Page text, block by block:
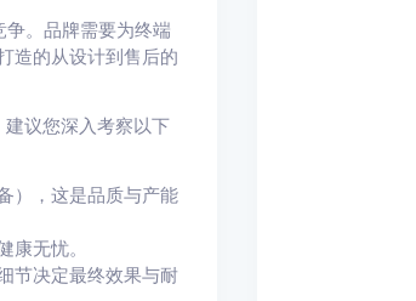
争。品牌需要为终端
造的从设计到售后的
议您深入考察以下
），这是品质与产能
无忧。
节决定最终效果与耐